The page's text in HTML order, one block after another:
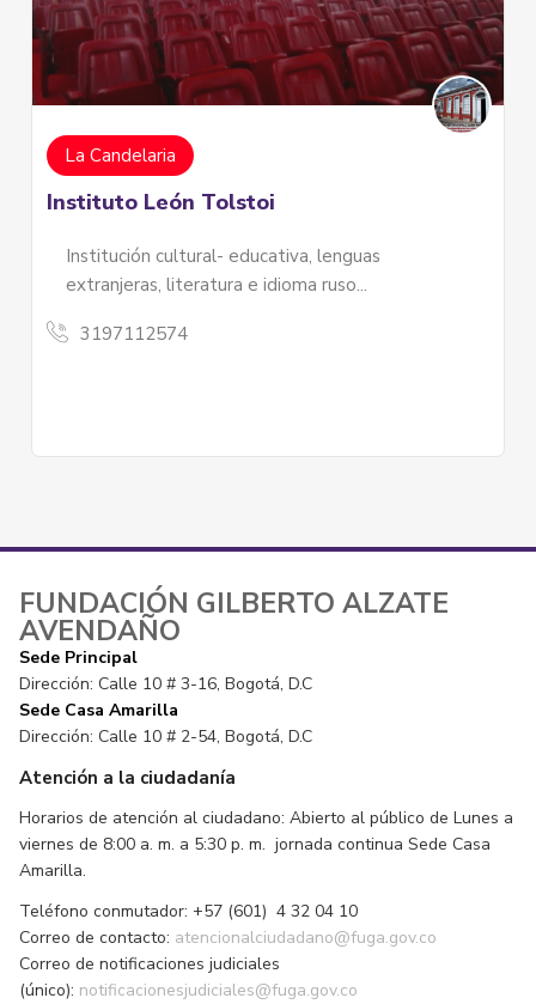
Tymaca Arte y Diseño
Tymaca es una empresa que se
de la producción artesanal,
FUNDACIÓN GILBERTO ALZATE
AVENDAÑO
Sede Principal
Dirección: Calle 10 # 3-16, Bogotá, D.C
Sede Casa Amarilla
Dirección: Calle 10 # 2-54, Bogotá, D.C
Atención a la ciudadanía
Horarios de atención al ciudadano: Abierto al público de Lunes a
viernes de 8:00 a. m. a 5:30 p. m. jornada continua Sede Casa
Amarilla.
Teléfono conmutador: +57 (601) 4 32 04 10
Correo de contacto: atencionalciudadano@fuga.gov.co
Correo de notificaciones judiciales
(único): notificacionesjudiciales@fuga.gov.co